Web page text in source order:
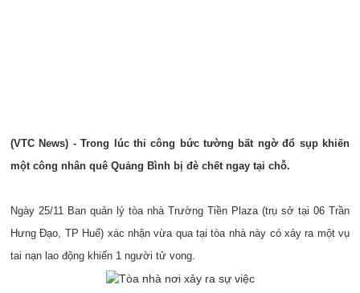
(VTC News) - Trong lúc thi công bức tường bất ngờ đổ sụp khiến
một công nhân quê Quảng Bình bị đè chết ngay tại chỗ.
Ngày 25/11 Ban quản lý tòa nhà Trường Tiền Plaza (trụ sở tại 06 Trần
Hưng Đạo, TP Huế) xác nhận vừa qua tại tòa nhà này có xảy ra một vụ
tai nạn lao động khiến 1 người tử vong.